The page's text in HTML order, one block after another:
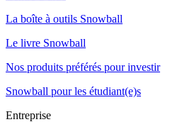
La boîte à outils Snowball
Le livre Snowball
Nos produits préférés pour investir
Snowball pour les étudiant(e)s
Entreprise